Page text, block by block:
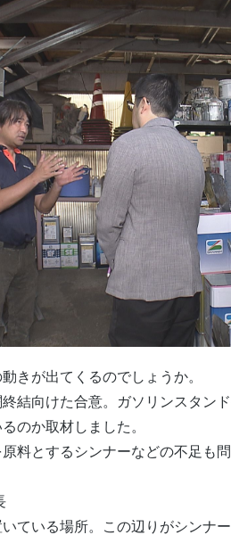
きが出てくるのでしょうか。
結向けた合意。ガソリンスタン
のか取材しました。
料とするシンナーなどの不足も
いている場所。この辺りがシンナ